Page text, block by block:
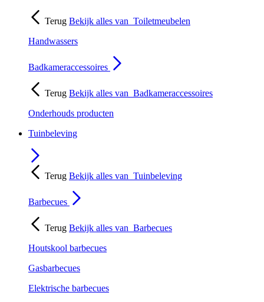
Terug Bekijk alles van Toiletmeubelen
Handwassers
Badkameraccessoires
Terug Bekijk alles van Badkameraccessoires
Onderhouds producten
Tuinbeleving
Terug Bekijk alles van Tuinbeleving
Barbecues
Terug Bekijk alles van Barbecues
Houtskool barbecues
Gasbarbecues
Elektrische barbecues